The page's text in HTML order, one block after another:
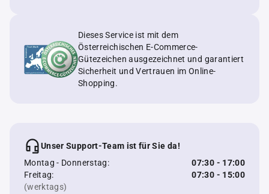
Dieses Service ist mit dem
Österreichischen E-Commerce-
Gütezeichen ausgezeichnet und garantiert
Sicherheit und Vertrauen im Online-
Shopping.
Unser Support-Team ist für Sie da!
Montag - Donnerstag:
07:30 - 17:00
Freitag:
07:30 - 15:00
(werktags)